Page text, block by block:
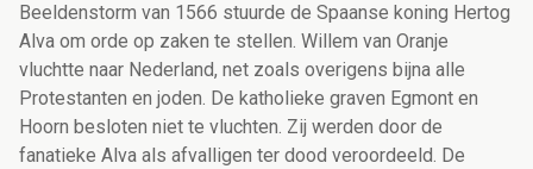
Beeldenstorm van 1566 stuurde de Spaanse koning Hertog
Alva om orde op zaken te stellen. Willem van Oranje
vluchtte naar Nederland, net zoals overigens bijna alle
Protestanten en joden. De katholieke graven Egmont en
Hoorn besloten niet te vluchten. Zij werden door de
fanatieke Alva als afvalligen ter dood veroordeeld. De